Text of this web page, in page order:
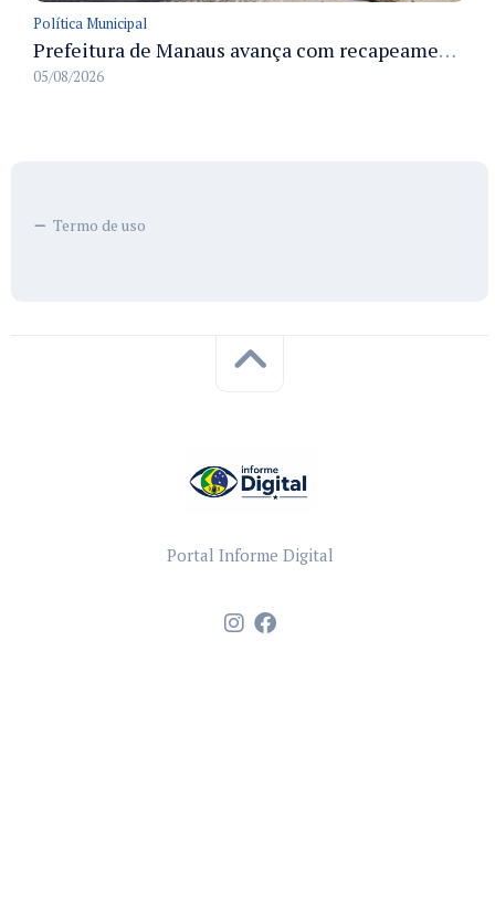
Política Municipal
Prefeitura de Manaus avança com recapeamento no Parque Rio Solimões e cobre cerca de 30 ruas
05/08/2026
Termo de uso
Portal Informe Digital